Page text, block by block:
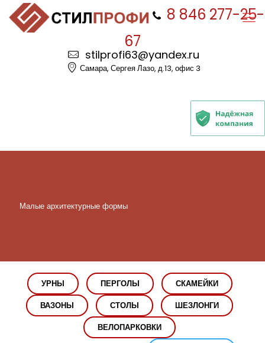
8 846 277-25-
67
stilprofi63@yandex.ru
Самара, Сергея Лазо, д.13, офис 3
Малые архитектурные формы
УРНЫ ПЕРГОЛЫ
СКАМЕЙКИ
ВАЗОНЫ
СТОЛЫ
ШЕЗЛОНГИ
ВЕЛОПАРКОВКИ